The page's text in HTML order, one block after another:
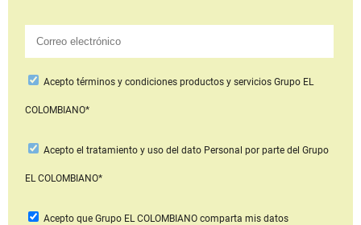
Aceptotérminos y condiciones productos y serviciosGrupo EL
COLOMBIANO*
Acepto el tratamiento y uso del dato Personal por parte del Grupo
EL COLOMBIANO*
Acepto que Grupo EL COLOMBIANOcomparta mis datos